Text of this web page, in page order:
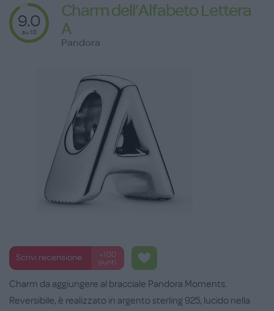
9.0
su 10
Charm dell’Alfabeto Lettera
A
Pandora
Scrivi recensione
+100
punti
Charm da aggiungere al bracciale Pandora Moments.
Reversibile, è realizzato in argento sterling 925, lucido nella